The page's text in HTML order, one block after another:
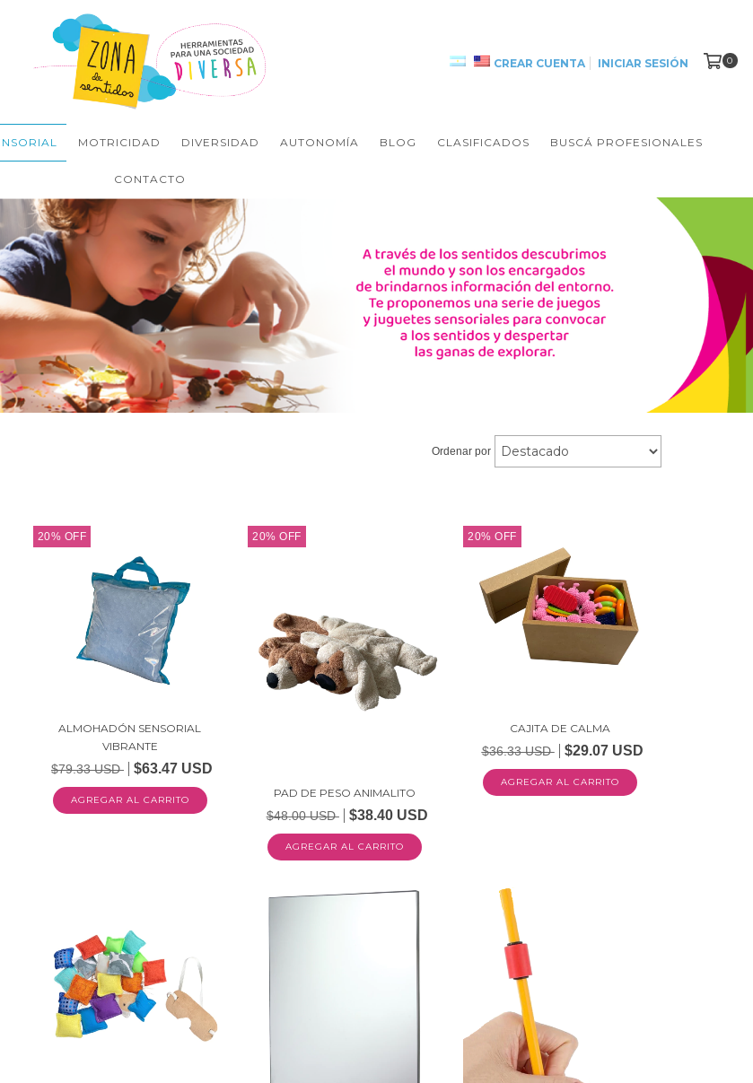
CREAR CUENTA INICIAR SESIÓN 0
MOTRICIDAD DIVERSIDAD AUTONOMÍA BLOG CLASIFICADOS BUSCÁ PROFESIONALES
CONTACTO
Ordenar por
20% OFF
ALMOHADÓN SENSORIAL
VIBRANTE
$79.33 USD $63.47 USD
20%OFF
PAD DE PESO ANIMALITO
$48.00 USD $38.40 USD
20%OFF
CAJITA DE CALMA
$36.33 USD $29.07 USD
AGREGAR AL CARRITO